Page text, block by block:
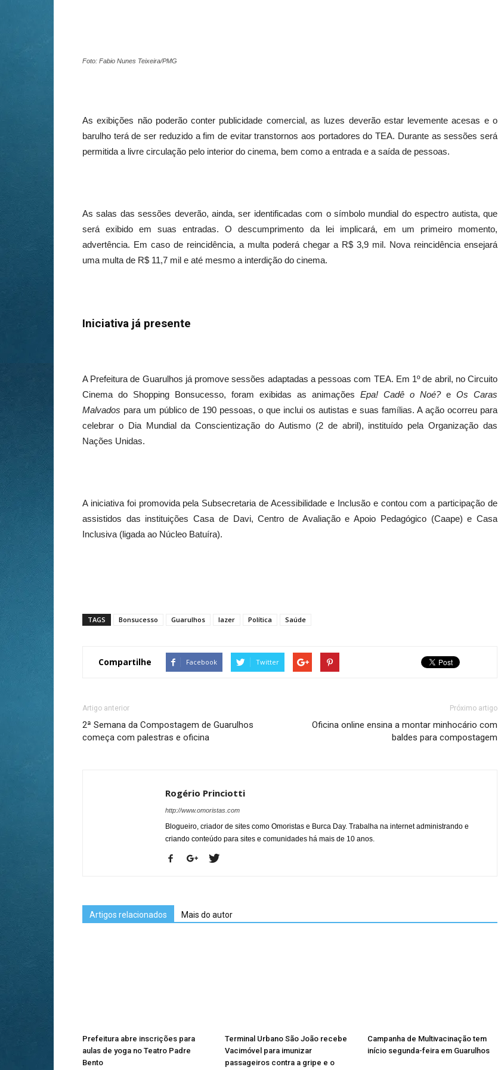
Foto: Fabio Nunes Teixeira/PMG
As exibições não poderão conter publicidade comercial, as luzes deverão estar levemente acesas e o
barulho terá de ser reduzido a fim de evitar transtornos aos portadores do TEA. Durante as sessões será
permitida a livre circulação pelo interior do cinema, bem como a entrada e a saída de pessoas.
As salas das sessões deverão, ainda, ser identificadas com o símbolo mundial do espectro autista, que
será exibido em suas entradas. O descumprimento da lei implicará, em um primeiro momento,
advertência. Em caso de reincidência, a multa poderá chegar a R$ 3,9 mil. Nova reincidência ensejará
uma multa de R$ 11,7 mil e até mesmo a interdição do cinema.
Iniciativa já presente
A Prefeitura de Guarulhos já promove sessões adaptadas a pessoas com TEA. Em 1º de abril, no Circuito
Cinema do Shopping Bonsucesso, foram exibidas as animações Epa! Cadê o Noé?e Os Caras
Malvados para um público de 190 pessoas, o que inclui os autistas e suas famílias. A ação ocorreu para
celebrar o Dia Mundial da Conscientização do Autismo (2 de abril), instituído pela Organização das
Nações Unidas.
A iniciativa foi promovida pela Subsecretaria de Acessibilidade e Inclusão e contou com a participação de
assistidos das instituições Casa de Davi, Centro de Avaliação e Apoio Pedagógico (Caape) e Casa
Inclusiva (ligada ao Núcleo Batuíra).
TAGS Bonsucesso Guarulhos lazer Política Saúde
Compartilhe Facebook Twitter
Artigo anterior
2ª Semana da Compostagem de Guarulhos
começa com palestras e oficina
Próximo artigo
Oficina online ensina a montar minhocário com
baldes para compostagem
Rogério Princiotti
http://www.omoristas.com
Blogueiro, criador de sites como Omoristas e Burca Day. Trabalha na internet administrando e
criando conteúdo para sites e comunidades há mais de 10 anos.
Artigos relacionados Mais do autor
Prefeitura abre inscrições para
aulas de yoga no Teatro Padre
Bento
Terminal Urbano São João recebe
Vacimóvel para imunizar
passageiros contra a gripe e o
Campanha de Multivacinação tem
início segunda-feira em Guarulhos